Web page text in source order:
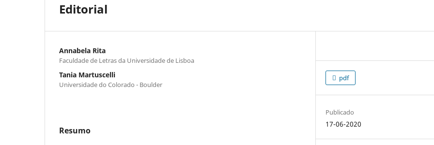
Editorial
Annabela Rita
Faculdade de Letras da Universidade de Lisboa
Tania Martuscelli
Universidade do Colorado - Boulder
Resumo
pdf
Publicado
17-06-2020